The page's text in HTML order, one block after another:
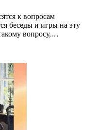
к вопросам
беседы и игры на эту
вопросу,…